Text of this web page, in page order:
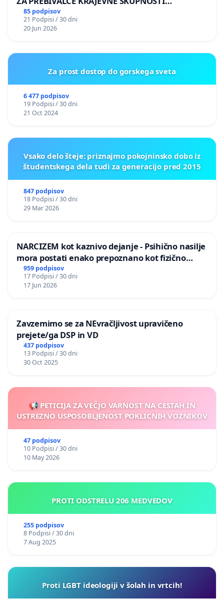
PRESTRANEK
85 podpisov
21 Podpisi / 30 dni
20 Jun 2026
Za prost dostop do gorskega sveta
6 477 podpisov
19 Podpisi / 30 dni
21 Oct 2024
Vsako delo šteje: priznajmo pokojninsko dobo iz
študentskega dela tudi za generacijo pred 2015
847 podpisov
18 Podpisi / 30 dni
29 Mar 2026
NARCIZEM kot kaznivo dejanje - Psihično nasilje
mora postati enako prepoznano kot fizično
nasilje
959 podpisov
17 Podpisi / 30 dni
17 Jun 2026
Zavzemimo se za NEvračljivost upravičeno
prejete/ga DSP in VD
437 podpisov
13 Podpisi / 30 dni
30 Oct 2025
📢 PETICIJA ZA VEČJO VARNOST NA CESTAH IN
USTREZNO USPOSOBLJENOST POKLICNIH VOZNIKOV
47 podpisov
10 Podpisi / 30 dni
10 May 2026
PROTI ODSTRELU 206 MEDVEDOV
255 podpisov
8 Podpisi / 30 dni
7 Aug 2025
Proti LGBT ideologiji v šolah in vrtcih!